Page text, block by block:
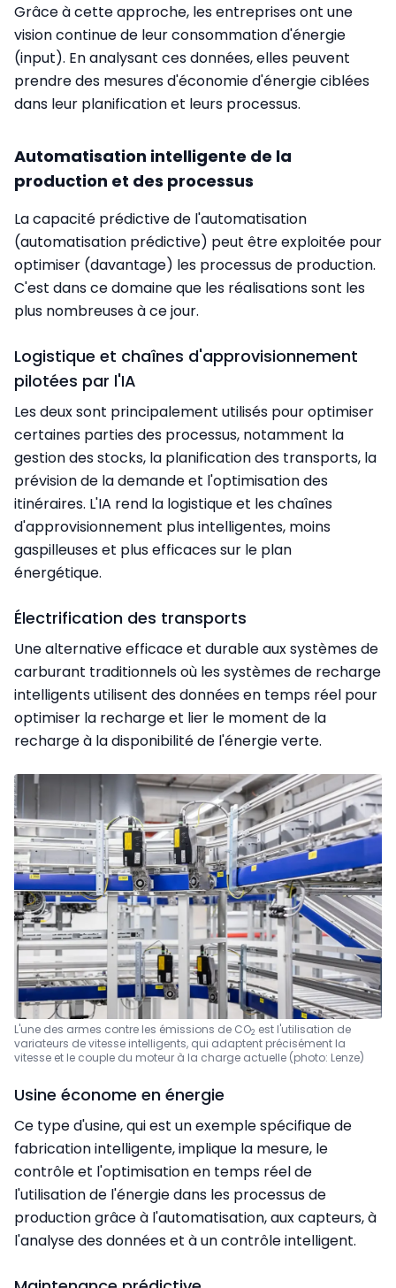
Grâce à cette approche, les entreprises ont une
vision continue de leur consommation d'énergie
(input). En analysant ces données, elles peuvent
prendre des mesures d'économie d'énergie ciblées
dans leur planification et leurs processus.
Automatisation intelligente de la
production et des processus
La capacité prédictive de l'automatisation
(automatisation prédictive) peut être exploitée pour
optimiser (davantage) les processus de production.
C'est dans ce domaine que les réalisations sont les
plus nombreuses à ce jour.
Logistique et chaînes d'approvisionnement
pilotées par l'IA
Les deux sont principalement utilisés pour optimiser
certaines parties des processus, notamment la
gestion des stocks, la planification des transports, la
prévision de la demande et l'optimisation des
itinéraires. L'IA rend la logistique et les chaînes
d'approvisionnement plus intelligentes, moins
gaspilleuses et plus efficaces sur le plan
énergétique.
Électrification des transports
Une alternative efficace et durable aux systèmes de
carburant traditionnels où les systèmes de recharge
intelligents utilisent des données en temps réel pour
optimiser la recharge et lier le moment de la
recharge à la disponibilité de l'énergie verte.
L'une des armes contre les émissions de CO2 est l'utilisation de
variateurs de vitesse intelligents, qui adaptent précisément la
vitesse et le couple du moteur à la charge actuelle (photo: Lenze)
Usine économe en énergie
Ce type d'usine, qui est un exemple spécifique de
fabrication intelligente, implique la mesure, le
contrôle et l'optimisation en temps réel de
l'utilisation de l'énergie dans les processus de
production grâce à l'automatisation, aux capteurs, à
l'analyse des données et à un contrôle intelligent.